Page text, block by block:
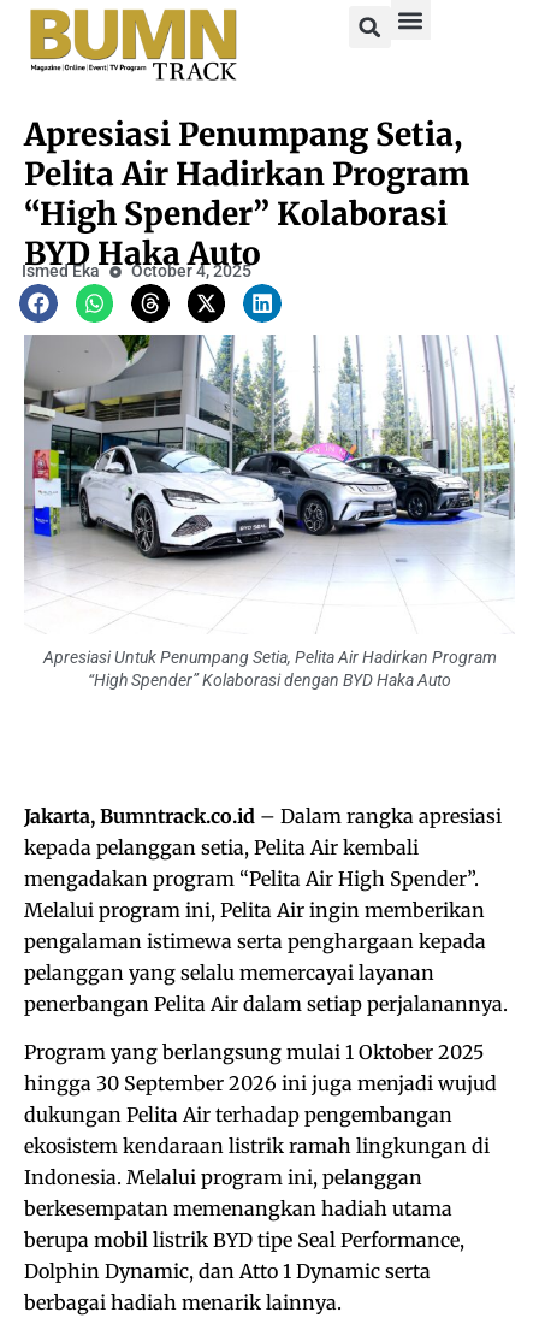
Apresiasi Penumpang Setia,
Pelita Air Hadirkan Program
“High Spender” Kolaborasi
BYD Haka Auto
Ismed Eka October 4, 2025
Apresiasi Untuk Penumpang Setia, Pelita Air Hadirkan Program
“High Spender” Kolaborasi dengan BYD Haka Auto
Jakarta, Bumntrack.co.id – Dalam rangka apresiasi
kepada pelanggan setia, Pelita Air kembali
mengadakan program “Pelita Air High Spender”.
Melalui program ini, Pelita Air ingin memberikan
pengalaman istimewa serta penghargaan kepada
pelanggan yang selalu memercayai layanan
penerbangan Pelita Air dalam setiap perjalanannya.
Program yang berlangsung mulai 1 Oktober 2025
hingga 30 September 2026 ini juga menjadi wujud
dukungan Pelita Air terhadap pengembangan
ekosistem kendaraan listrik ramah lingkungan di
Indonesia. Melalui program ini, pelanggan
berkesempatan memenangkan hadiah utama
berupa mobil listrik BYD tipe Seal Performance,
Dolphin Dynamic, dan Atto 1 Dynamic serta
berbagai hadiah menarik lainnya.